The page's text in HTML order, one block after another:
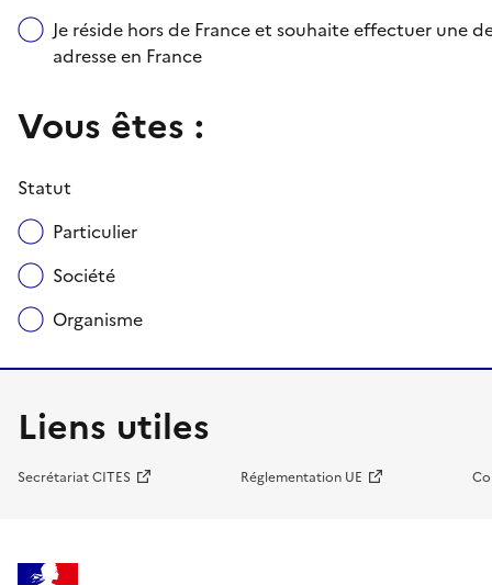
Je réside hors de France et souhaite effectuer une
adresse en France
Vous êtes :
Statut
Particulier
Société
Organisme
Liens utiles
Secrétariat CITES Réglementation UE